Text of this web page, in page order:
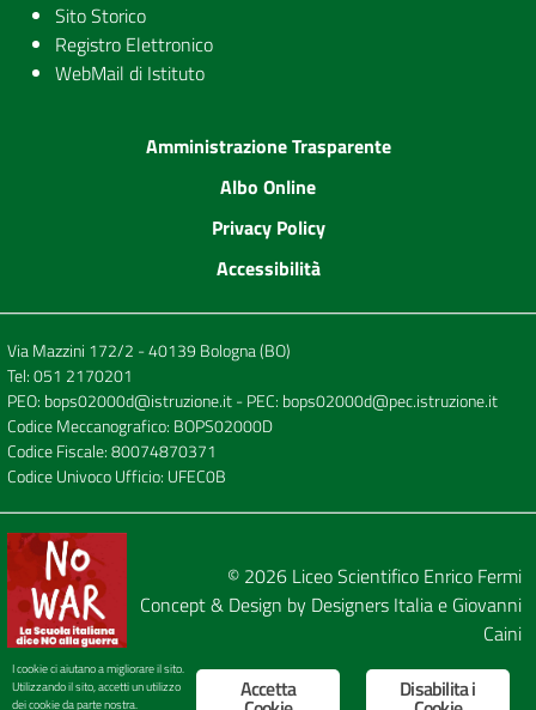
Sito Storico
Registro Elettronico
WebMail di Istituto
Amministrazione Trasparente
Albo Online
Privacy Policy
Accessibilità
Via Mazzini 172/2 - 40139 Bologna (BO)
Tel:051 2170201
PEO: bops02000d@istruzione.it- PEC: bops02000d@pec.istruzione.it
Codice Meccanografico: BOPS02000D
Codice Fiscale: 80074870371
Codice Univoco Ufficio: UFEC0B
© 2026 Liceo Scientifico Enrico Fermi
Concept & Design by Designers Italiae Giovanni
Caini
Disabilita i
Accetta
I cookie ci aiutano a migliorare il sito.
Utilizzando il sito, accetti un utilizzo
dei cookie da parte nostra.